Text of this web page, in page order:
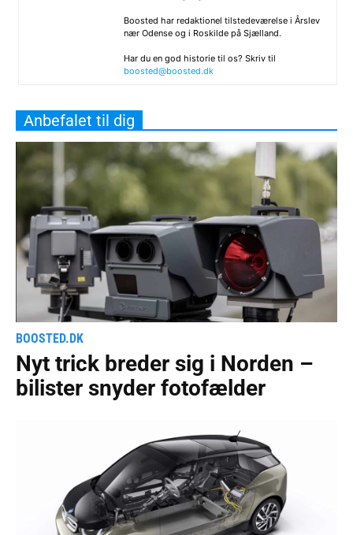
Boosted har redaktionel tilstedeværelse i Årslev
nær Odense og i Roskilde på Sjælland.
Har du en god historie til os? Skriv til
boosted@boosted.dk